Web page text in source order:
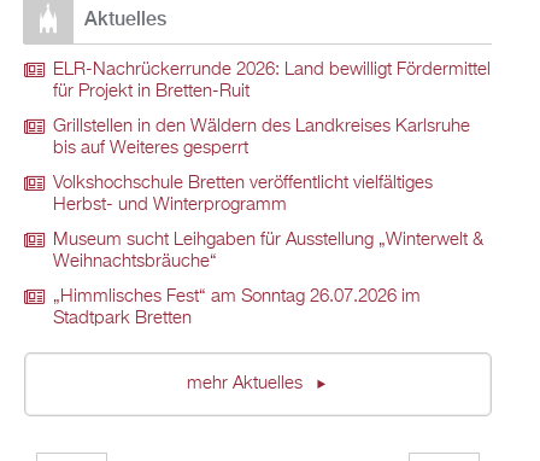
Aktuelles
ELR-Nachrückerrunde 2026: Land bewilligt Fördermittel
für Projekt in Bretten-Ruit
Grillstellen in den Wäldern des Landkreises Karlsruhe
bis auf Weiteres gesperrt
Volkshochschule Bretten veröffentlicht vielfältiges
Herbst- und Winterprogramm
Museum sucht Leihgaben für Ausstellung „Winterwelt &
Weihnachtsbräuche“
„Himmlisches Fest“ am Sonntag 26.07.2026 im
Stadtpark Bretten
mehr Aktuelles